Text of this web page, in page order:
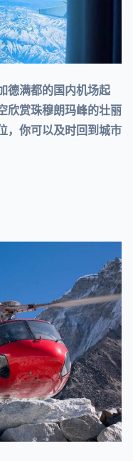
德满都的国内机场起
欣赏珠穆朗玛峰的壮丽
，你可以及时回到城市